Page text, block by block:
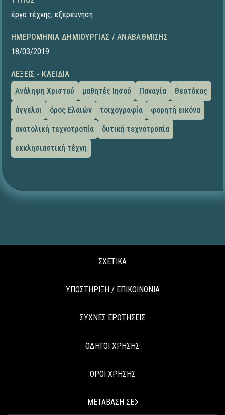
έργο τέχνης, εξερεύνηση
ΗΜΕΡΟΜΗΝΊΑ ΔΗΜΙΟΥΡΓΊΑΣ / ΑΝΑΒΆΘΜΙΣΗΣ
18/03/2019
ΛΈΞΕΙΣ - ΚΛΕΙΔΙΆ
Ανάληψη Χριστού
μαθητές Ιησού Παναγία
Θεοτόκος
άγγελοι
όρος Ελαιών τοιχογραφία
φορητή εικόνα
ανατολική τεχνοτροπία
δυτική τεχνοτροπία
εκκλησιαστική τέχνη
ΣΧΕΤΙΚΑ
ΥΠΟΣΤΗΡΙΞΗ / ΕΠΙΚΟΙΝΩΝΙΑ
ΣΥΧΝΕΣ ΕΡΩΤΗΣΕΙΣ
ΟΔΗΓΟΙ ΧΡΗΣΗΣ
ΟΡΟΙ ΧΡΗΣΗΣ
ΜΕΤΑΒΑΣΗ ΣΕ